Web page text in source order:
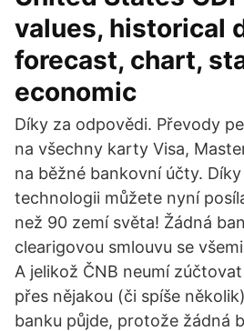
values, historical
forecast, chart,
economic
Díky za odpovědi. Převody
na všechny karty Visa,
na běžné bankovní účty.
technologii můžete nyní
než 90 zemí světa! Žádná
clearigovou smlouvu se
A jelikož ČNB neumí
přes nějakou (či spíše
banku půjde, protože žádná